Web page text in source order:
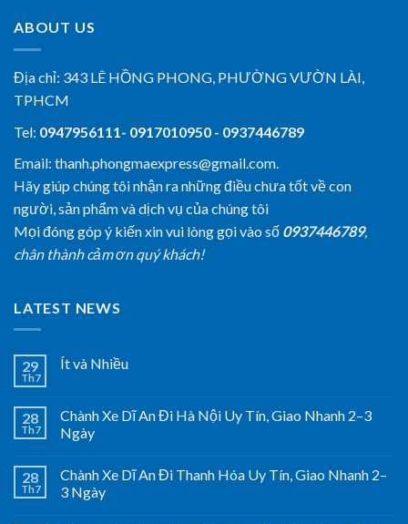
ABOUT US
Địa chỉ: 343 LÊ HỒNG PHONG, PHƯỜNG VƯỜN LÀI,
TPHCM
Tel: 0947956111- 0917010950 - 0937446789
Email: thanh.phongmaexpress@gmail.com.
Hãy giúp chúng tôi nhận ra những điều chưa tốt về con
người, sản phẩm và dịch vụ của chúng tôi
Mọi đóng góp ý kiến xin vui lòng gọi vào số 0937446789,
chân thành cảm ơn quý khách!
LATEST NEWS
29
Th7
Ít và Nhiều
28
Th7
Chành Xe Dĩ An Đi Hà Nội Uy Tín, Giao Nhanh 2–3
Ngày
28
Th7
Chành Xe Dĩ An Đi Thanh Hóa Uy Tín, Giao Nhanh 2–
3 Ngày